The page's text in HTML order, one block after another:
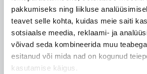
pakkumiseks ning liikluse
teavet selle kohta, kuidas meie saiti
sotsiaalse meedia, reklaami- ja
võivad seda kombineerida muu
esitanud või mida nad on kogunud
kasutamise käigus.
BIM-OBJEKTID